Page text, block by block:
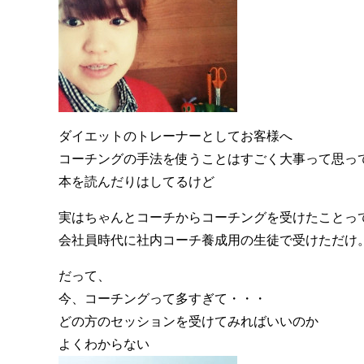
ダイエットのトレーナーとしてお客様へ
コーチングの手法を使うことはすごく大事って思っ
本を読んだりはしてるけど
実はちゃんとコーチからコーチングを受けたことっ
会社員時代に社内コーチ養成用の生徒で受けただけ。
だって、
今、コーチングって多すぎて・・・
どの方のセッションを受けてみればいいのか
よくわからない